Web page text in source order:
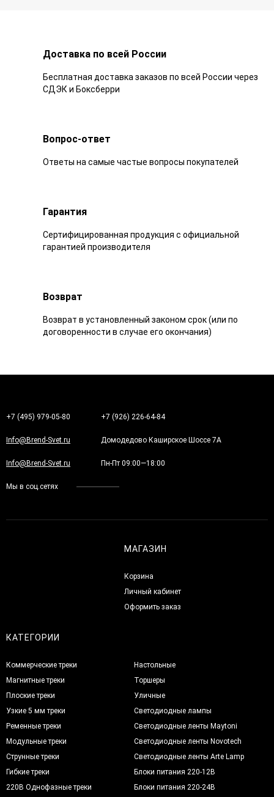
Доставка по всей России
Бесплатная доставка заказов по всей России через
СДЭК и Боксберри
Вопрос-ответ
Ответы на самые частые вопросы покупателей
Гарантия
Сертифицированная продукция с официальной
гарантией производителя
Возврат
Возврат в установленный законом срок (или по
договоренности в случае его окончания)
+7 (495) 979-05-80 +7 (926) 226-64-84
Info@Brend-Svet.ru Домодедово Каширское Шоссе 7А
Info@Brend-Svet.ru Пн-Пт 09:00—18:00
Мы в соц.сетях
МАГАЗИН
Корзина
Личный кабинет
Оформить заказ
КАТЕГОРИИ
Коммерческие треки
Магнитные треки
Плоские треки
Узкие 5 мм треки
Ременные треки
Модульные треки
Струнные треки
Гибкие треки
220В Однофазные треки
Настольные
Торшеры
Уличные
Светодиодные лампы
Светодиодные ленты Maytoni
Светодиодные ленты Novotech
Светодиодные ленты Arte Lamp
Блоки питания 220-12В
Блоки питания 220-24В